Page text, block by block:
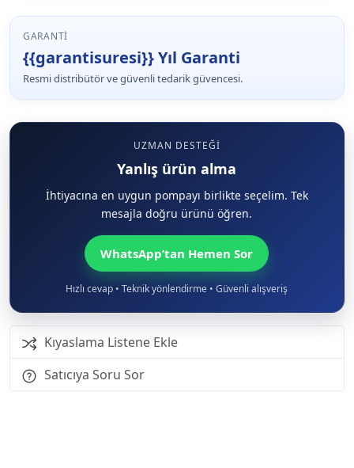
GARANTI
{{garantisuresi}} Yıl Garanti
Resmi distribütör ve güvenli tedarik güvencesi.
UZMAN DESTEĞI
Yanlış ürün alma
İhtiyacına en uygun pompayı birlikte seçelim. Tek
mesajla doğru ürünü öğren.
WhatsApp’tan Hemen Sor
Hızlı cevap • Teknik yönlendirme • Güvenli alışveriş
Kıyaslama Listene Ekle
Satıcıya Soru Sor